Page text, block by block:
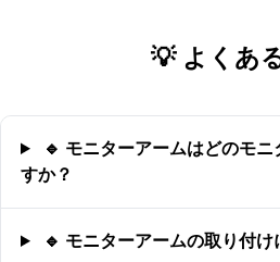
💡 よくあ
🔹 モニターアームはどのモ
すか？
🔹 モニターアームの取り付け